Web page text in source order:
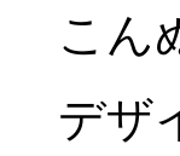
こん
デザ